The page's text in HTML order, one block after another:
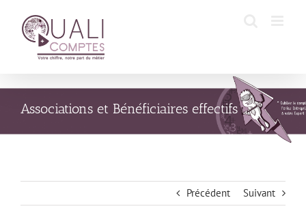
contenu
Associations et Bénéficiaires effectifs
Précédent Suivant